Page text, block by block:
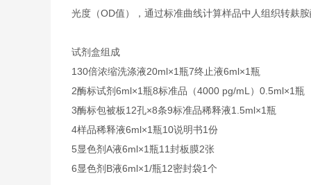
光度（OD值），通过标准曲线计算样品中人组织转麸
试剂盒组成
130倍浓缩洗涤液20ml×1瓶7终止液6ml×1瓶
2酶标试剂6ml×1瓶8标准品（4000 pg/mL） 0.5ml×1瓶
3酶标包被板12孔×8条9标准品稀释液1.5ml×1瓶
4样品稀释液6ml×1瓶10说明书1份
5显色剂A液6ml×1瓶11封板膜2张
6显色剂B液6ml×1/瓶12密封袋1个